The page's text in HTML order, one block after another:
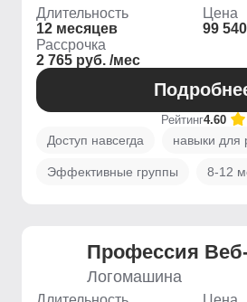
Длительность
12 месяцев
Цена
99
Рассрочка
2 765 руб. /мес
Рейтинг4.60
Доступ навсегда навыки для
Эффективные группы 8-12
Профессия
Логомашина